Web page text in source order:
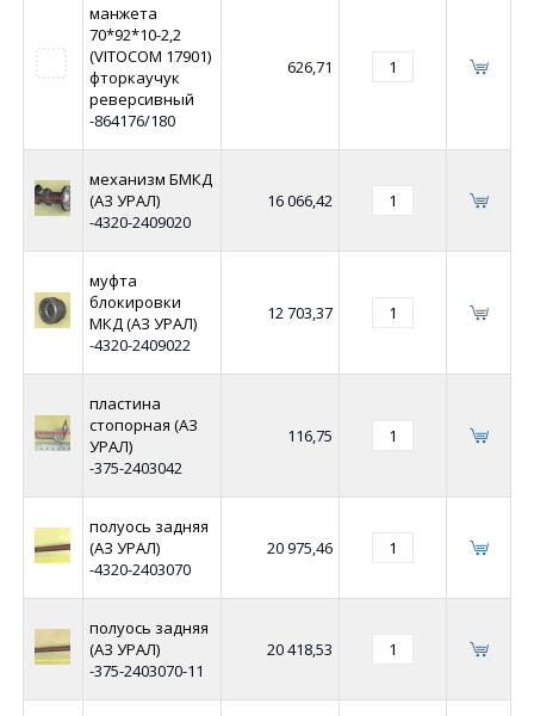
манжета
70*92*10-2,2
(VITOCOM 17901)
фторкаучук
реверсивный
-864176/180
626,71
механизм БМКД
(АЗ УРАЛ)
-4320-2409020
16 066,42
муфта
блокировки
МКД (АЗ УРАЛ)
-4320-2409022
12 703,37
пластина
стопорная (АЗ
УРАЛ)
-375-2403042
116,75
полуось задняя
(АЗ УРАЛ)
-4320-2403070
20 975,46
полуось задняя
(АЗ УРАЛ)
-375-2403070-11
20 418,53